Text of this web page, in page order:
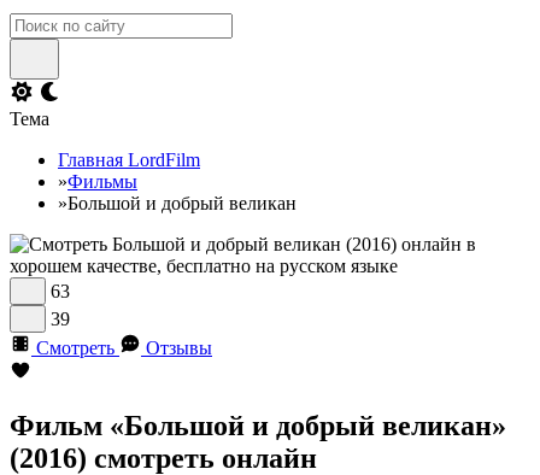
Тема
Главная LordFilm
»Фильмы
»Большой и добрый великан
63
39
Смотреть
Отзывы
Фильм «Большой и добрый великан»
(2016) смотреть онлайн